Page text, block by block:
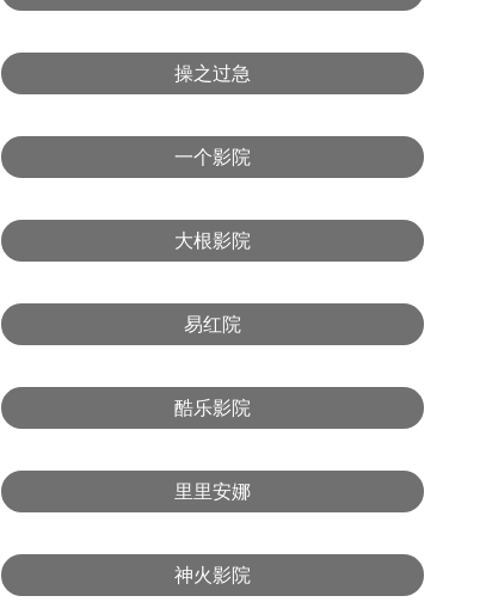
操之过急
一个影院
大根影院
易红院
酷乐影院
里里安娜
神火影院